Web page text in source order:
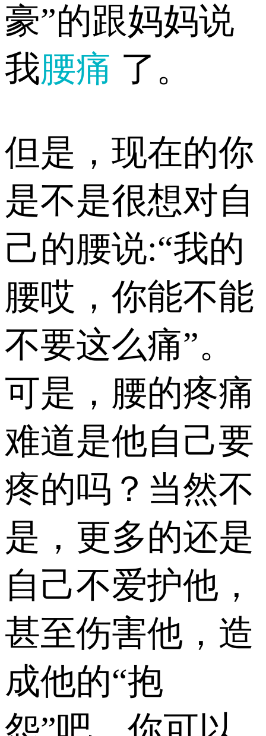
豪”的跟妈妈说
我腰痛 了。
但是，现在的你
是不是很想对自
己的腰说:“我的
腰哎，你能不能
不要这么痛”。
可是，腰的疼痛
难道是他自己要
疼的吗？当然不
是，更多的还是
自己不爱护他，
甚至伤害他，造
成他的“抱